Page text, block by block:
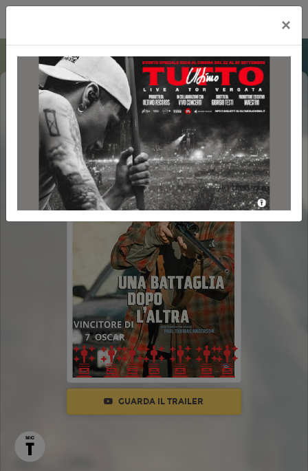
UNA BATTAGLIA DOPO L'ALTRA (ONE
BATTLE AFTER ANOTHER)
GUARDA IL TRAILER
×